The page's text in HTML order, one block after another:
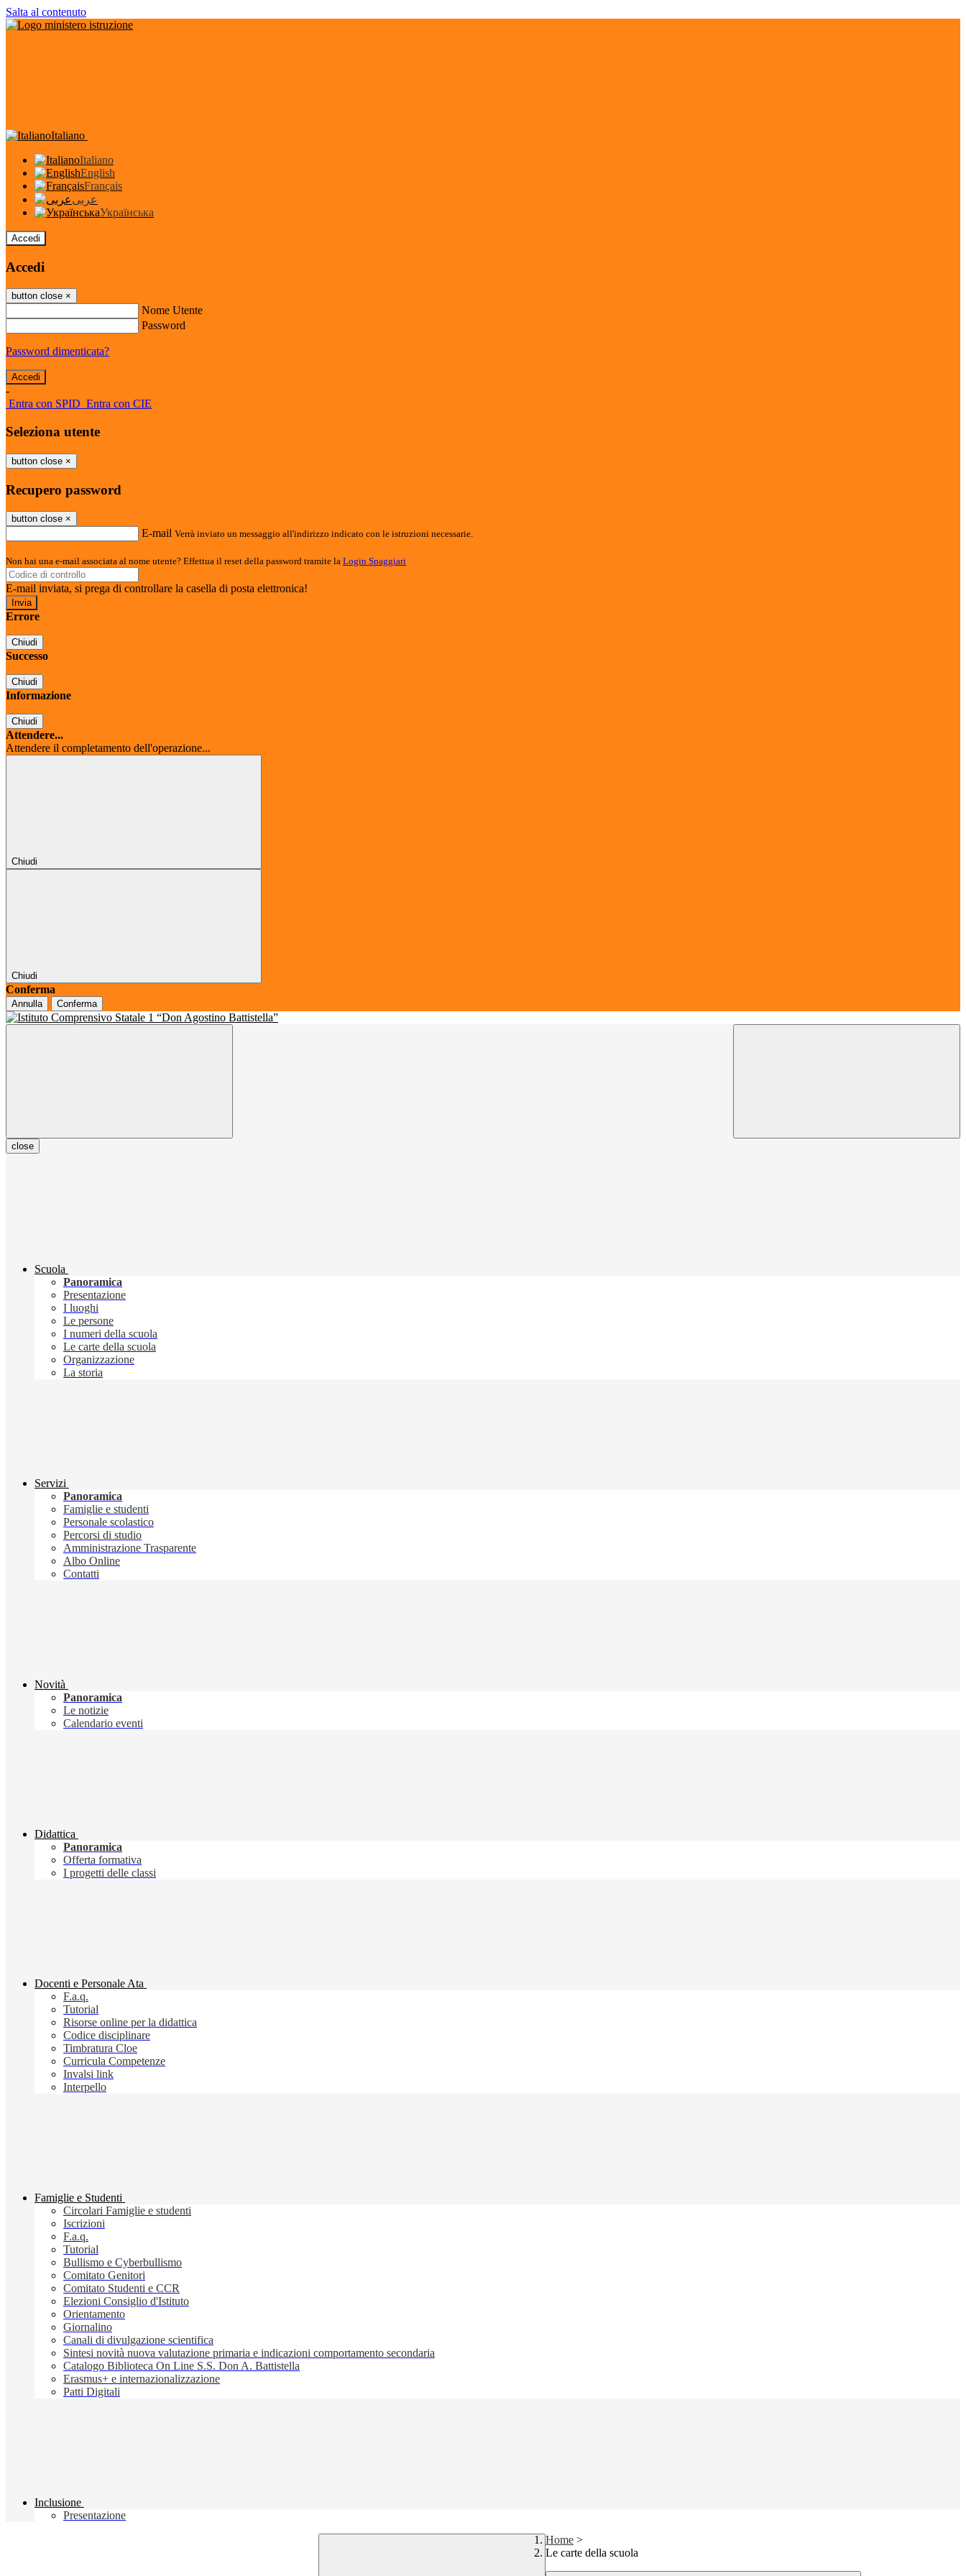
Salta al contenuto
Italiano
Italiano
English
Français
عربى
Українська
Accedi
Accedi
button close ×
Nome Utente
Password
Password dimenticata?
-
Entra con SPID Entra con CIE
Seleziona utente
button close ×
Recupero password
button close ×
E-mail Verrà inviato un messaggio all'indirizzo indicato con le istruzioni necessarie.
Non hai una e-mail associata al nome utente? Effettua il reset della password tramite la Login Spaggiari
E-mail inviata, si prega di controllare la casella di posta elettronica!
Errore
Chiudi
Successo
Chiudi
Informazione
Chiudi
Attendere...
Attendere il completamento dell'operazione...
Chiudi
Chiudi
Conferma
Annulla Conferma
close
Scuola
Panoramica
Presentazione
I luoghi
Le persone
I numeri della scuola
Le carte della scuola
Organizzazione
La storia
Servizi
Panoramica
Famiglie e studenti
Personale scolastico
Percorsi di studio
Amministrazione Trasparente
Albo Online
Contatti
Novità
Panoramica
Le notizie
Calendario eventi
Didattica
Panoramica
Offerta formativa
I progetti delle classi
Docenti e Personale Ata
F.a.q.
Tutorial
Risorse online per la didattica
Codice disciplinare
Timbratura Cloe
Curricula Competenze
Invalsi link
Interpello
Famiglie e Studenti
Circolari Famiglie e studenti
Iscrizioni
F.a.q.
Tutorial
Bullismo e Cyberbullismo
Comitato Genitori
Comitato Studenti e CCR
Elezioni Consiglio d'Istituto
Orientamento
Giornalino
Canali di divulgazione scientifica
Sintesi novità nuova valutazione primaria e indicazioni comportamento secondaria
Catalogo Biblioteca On Line S.S. Don A. Battistella
Erasmus+ e internazionalizzazione
Patti Digitali
Inclusione
Presentazione
Home >
Le carte della scuola